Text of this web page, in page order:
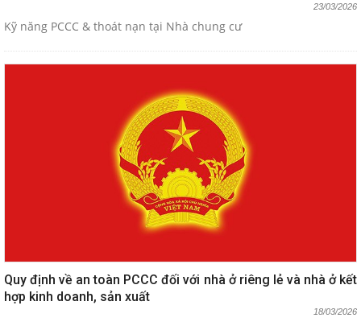
23/03/2026
Kỹ năng PCCC & thoát nạn tại Nhà chung cư
Quy định về an toàn PCCC đối với nhà ở riêng lẻ và nhà ở kết
hợp kinh doanh, sản xuất
18/03/2026